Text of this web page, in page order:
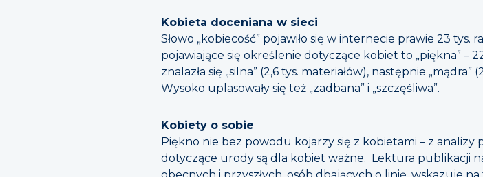
Kobieta doceniana w sieci
Słowo „kobiecość” pojawiło się w internecie prawie 23 tys.
pojawiające się określenie dotyczące kobiet to „piękna” –
znalazła się „silna” (2,6 tys. materiałów), następnie „mądra”
Wysoko uplasowały się też „zadbana” i „szczęśliwa”.
Kobiety o sobie
Piękno nie bez powodu kojarzy się z kobietami – z
dotyczące urody są dla kobiet ważne. Lektura publikacji